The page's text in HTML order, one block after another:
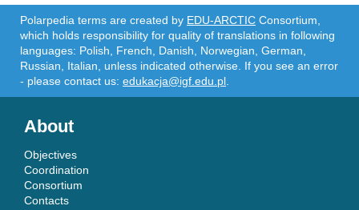
Polarpedia terms are created by EDU-ARCTIC Consortium,
which holds responsibility for quality of translations in following
languages: Polish, French, Danish, Norwegian, German,
Russian, Italian, unless indicated otherwise. If you see an error
- please contact us: edukacja@igf.edu.pl
About
Objectives
Coordination
Consortium
Contacts